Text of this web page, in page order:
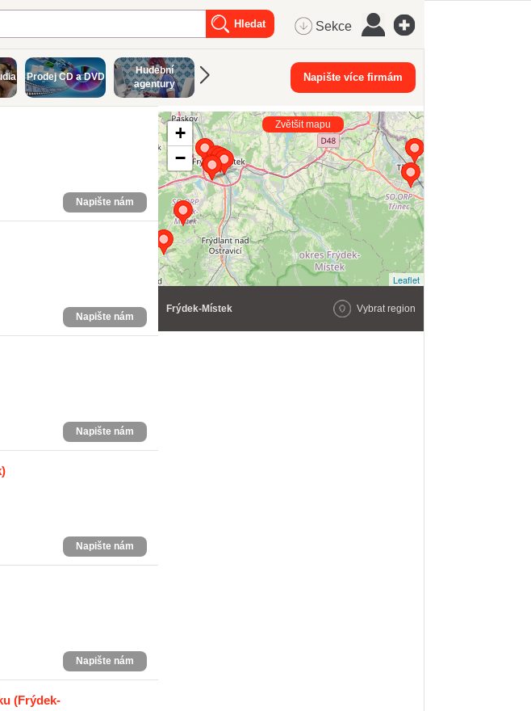
Sekce
Prodej CD a DVD
Hudební
agentury
Napište více firmám
Napište nám
Napište nám
Napište nám
Napište nám
Napište nám
(Frýdek-
+
−
Leaflet
Zvětšit mapu
Frýdek-Místek Vybrat region